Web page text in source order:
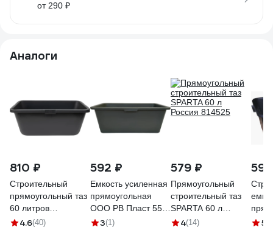
от 290 ₽
Аналоги
810 ₽
Строительный
прямоугольный таз
60 литров
ударопрочный
4.6(40)
592 ₽
Емкость усиленная
прямоугольная
ООО РВ Пласт 55 л
(Премиум) 0248
3(1)
579 ₽
Прямоугольный
строительный таз
SPARTA 60 л
Россия 814525
4(14)
л, п/
5